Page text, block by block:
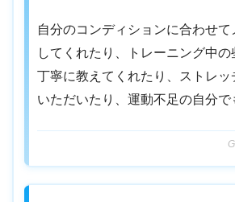
自分のコンディションに合わせ
してくれたり、トレーニング中の
丁寧に教えてくれたり、ストレ
いただいたり、運動不足の自分